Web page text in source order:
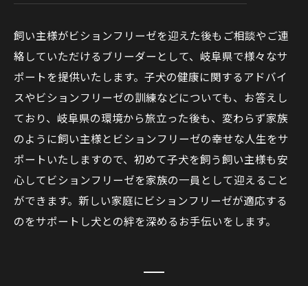
飼い主様がビションフリーゼを迎えた後もご相談やご連
絡していただけるブリーダーとして、岐阜県で様々なサ
ポートを提供いたします。子犬の健康に関するアドバイ
スやビションフリーゼの訓練などについても、お答えし
ており、岐阜県の環境から旅立った後も、変わらず家族
のように飼い主様とビションフリーゼの幸せな人生をサ
ポートいたしますので、初めて子犬を飼う飼い主様も安
心してビションフリーゼを家族の一員として迎えること
ができます。新しい家庭にビションフリーゼが適応する
のをサポートし犬との絆を深めるお手伝いをします。